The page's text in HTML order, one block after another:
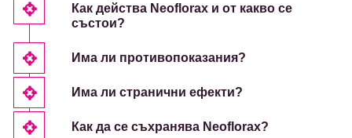
Как действа Neoflorax и от какво се
състои?
Има ли противопоказания?
Има ли странични ефекти?
Как да се съхранява Neoflorax?